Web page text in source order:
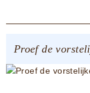
Proef de